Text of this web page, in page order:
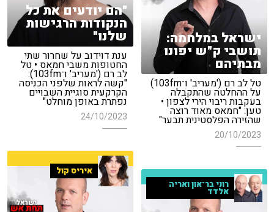
"הם יודעים את כל
הנקודות הרגישות
שלנו"
ענת דוידוב על שחרור שתי
החטופות משבי חמאס • טל
לב רם ('מעריב' ו־103fm):
"קשה לראות שלפני הכניסה
הקרקעית סוגיית השבויים
נפתרת באופן מוחלט"
24/10/2023
ישראל במלחמה:
תושבי ק"ש יפונו
מבתיהם
טל לב רם ('מעריב' ו־103fm)
על ההחלטה שהתקבלה
בעקבות ריבוי הירי לצפון •
טען: "חמאס מאוד רוצה
שהזירה הפלסטינית תבער"
20/10/2023
איריס קול
רוני בר־און ואריה
אלדד